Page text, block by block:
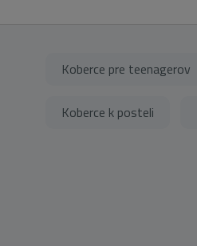
Koberce pre teenagerov
Koberce k posteli